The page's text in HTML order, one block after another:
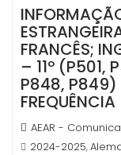
FRANCÊS;
– 11º (P501,
P848, P849)
FREQUÊNCIA
AEAR -
2024-2025,